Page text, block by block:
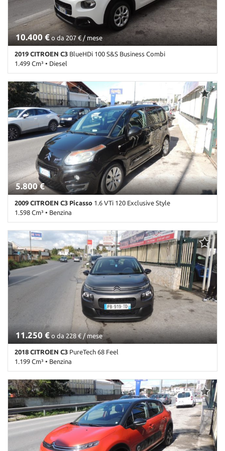
pioggia • Sensori di parcheggio posteriori • Servosterzo •
Navigatore satellitare • Specchietti laterali elettrici • Start/Stop
Automatico • Volante multifunzione
10.400 € o da 207 € / mese
2019 CITROEN C3 BlueHDi 100 S&S Business Combi
1.499 Cm³ • Diesel
155.000 Km • Cambio Manuale (5) • Bianco pastello • 5 Porte • ABS
• Airbag • Airbag laterali • Airbag Passeggero • Airbag testa •
Autoradio • Autoradio digitale • Bluetooth • Chiusura centralizzata
• Climatizzatore • Controllo elettronico della corsia • Controllo
trazione • Cruise Control • ESP • Immobilizzatore elettronico •
Riconoscimento dei segnali stradali • Servosterzo • Specchietti
laterali elettrici
5.800 €
2009 CITROEN C3 Picasso 1.6 VTi 120 Exclusive Style
1.598 Cm³ • Benzina
176.000 Km • Cambio Manuale (5) • Nero metallizzato • 5 Porte •
ABS • Airbag • Airbag laterali • Airbag Passeggero • Airbag testa •
Alzacristalli elettrici • Autoradio • Bluetooth • Bracciolo • Cerchi in
lega • Chiusura centralizzata • Climatizzatore • Climatizzatore
automatico, 2 zone • Controllo trazione • Cronologia tagliandi •
Cruise Control • ESP • Fendinebbia • Immobilizzatore elettronico •
Pacchetto sportivo • Sensore di luce • Sensore di pioggia • Sensori
di parcheggio posteriori • Servosterzo • Specchietti laterali
elettrici • Tetto panorama
11.250 €o da 228 € / mese
2018 CITROEN C3 PureTech 68 Feel
1.199 Cm³ • Benzina
35.000 Km • Cambio Manuale (5) • Grigio scuro metallizzato • 5
Porte • ABS • Airbag • Airbag laterali • Airbag Passeggero • Airbag
testa • Autoradio • Autoradio digitale • Bluetooth • Chiusura
centralizzata • Controllo elettronico della corsia • Controllo
trazione • Cruise Control • ESP • Immobilizzatore elettronico •
Riconoscimento dei segnali stradali • Servosterzo • Specchietti
laterali elettrici